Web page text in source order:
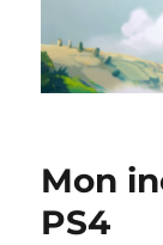
Mon
PS4